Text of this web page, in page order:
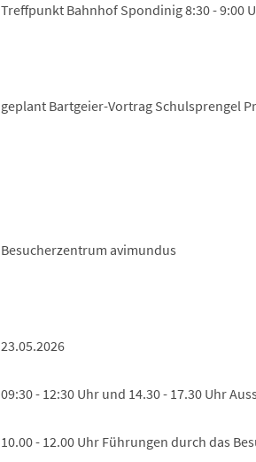
Treffpunkt Bahnhof Spondinig 8:30 - 9:00
geplant Bartgeier-Vortrag Schulsprengel
Besucherzentrum avimundus
23.05.2026
09:30 - 12:30 Uhr und 14.30 - 17.30 Uhr
10.00 - 12.00 Uhr Führungen durch das